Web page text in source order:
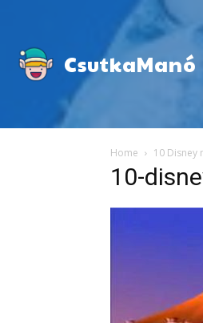
CsutkaManó
Home 10 Disney
10-